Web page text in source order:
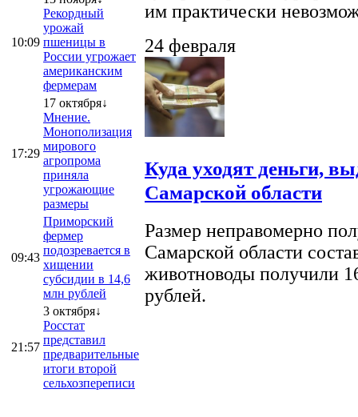
10:09
Рекордный
урожай
пшеницы в
России угрожает
американским
фермерам
17:29
17 октября↓
Мнение.
Монополизация
мирового
агропрома
приняла
угрожающие
размеры
09:43
Приморский
фермер
подозревается в
хищении
субсидии в 14,6
млн рублей
21:57
3 октября↓
Росстат
представил
предварительные
итоги второй
сельхозпереписи
им практически
24 февраля
Куда уходят деньги,
Самарской области
Размер неправомерно
Самарской области
животноводы получили
рублей.